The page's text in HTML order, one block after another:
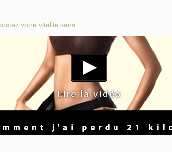
votre vitalité sans...